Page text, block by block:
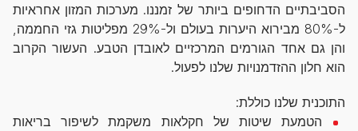
הסביבתיים הדחופים ביותר של זמננו. מערכות המזון אחראיות
ל-80% מבירוא היערות בעולם ול-29% מפליטות גזי החממה,
והן גם אחד הגורמים המרכזיים לאובדן הטבע. העשור הקרוב
הוא חלון ההזדמנויות שלנו לפעול.
התוכנית שלנו כוללת:
הטמעת שיטות של חקלאות משקמת לשיפור בריאות